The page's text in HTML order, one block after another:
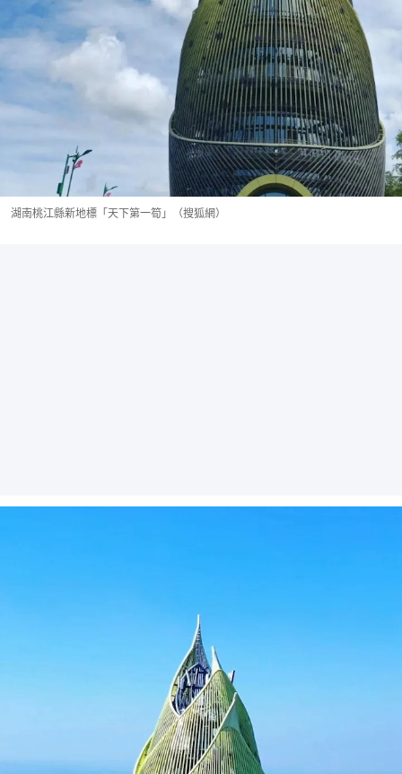
湖南桃江縣新地標「天下第一筍」（搜狐網）